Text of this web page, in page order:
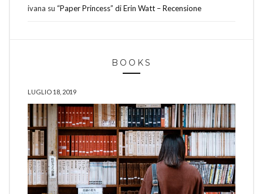
ivana su “Paper Princess” di Erin Watt – Recensione
BOOKS
LUGLIO 18, 2019